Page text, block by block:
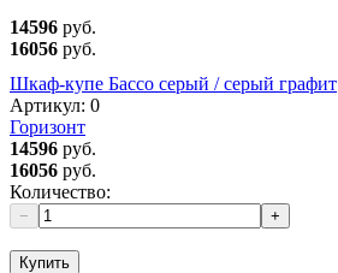
14596 руб.
16056 руб.
Шкаф-купе Бассо серый / серый графит
Артикул: 0
Горизонт
14596 руб.
16056 руб.
Количество:
− +
Купить